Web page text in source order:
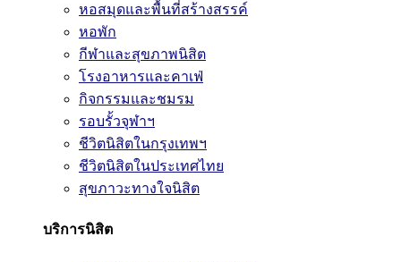
หอสมุดและพื้นที่สร้างสรรค์
หอพัก
กีฬาและสุขภาพนิสิต
โรงอาหารและคาเฟ่
กิจกรรมและชมรม
รอบรั้วจุฬาฯ
ชีวิตนิสิตในกรุงเทพฯ
ชีวิตนิสิตในประเทศไทย
สุขภาวะทางใจนิสิต
บริการนิสิต